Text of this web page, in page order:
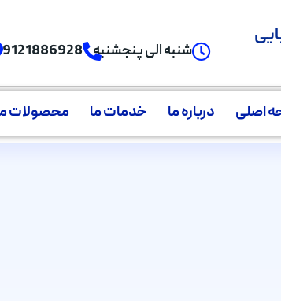
شنبه الی پنجشنبه
اصلی درباره ما خدمات ما محصولات